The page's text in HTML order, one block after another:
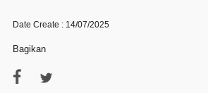
Date Create : 14/07/2025
Bagikan